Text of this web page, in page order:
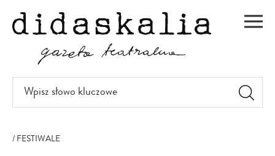
DO
TREŚCI
Wpisz
słowo
FESTIWALE